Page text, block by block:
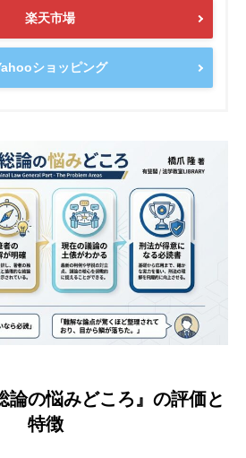
楽天市場
ショッピング
論の悩みどころ』の評価と
特徴